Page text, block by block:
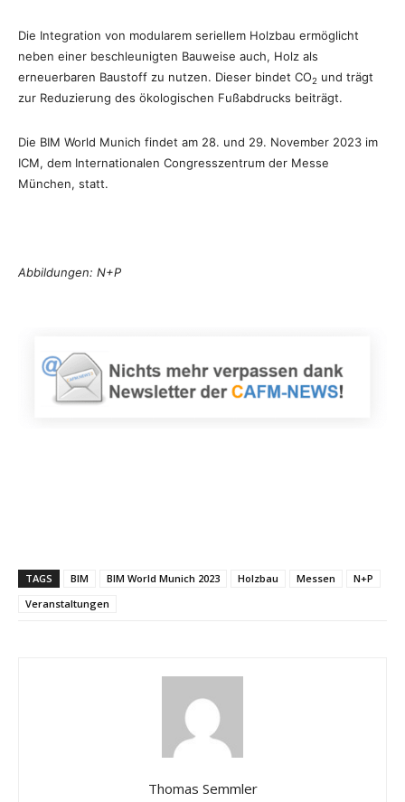
Die Integration von modularem seriellem Holzbau ermöglicht
neben einer beschleunigten Bauweise auch, Holz als
erneuerbaren Baustoff zu nutzen. Dieser bindet CO2 und trägt
zur Reduzierung des ökologischen Fußabdrucks beiträgt.
Die BIM World Munich findet am 28. und 29. November 2023 im
ICM, dem Internationalen Congresszentrum der Messe
München, statt.
Abbildungen: N+P
TAGS BIM BIM World Munich 2023 Holzbau Messen
N+P
Veranstaltungen
Thomas Semmler